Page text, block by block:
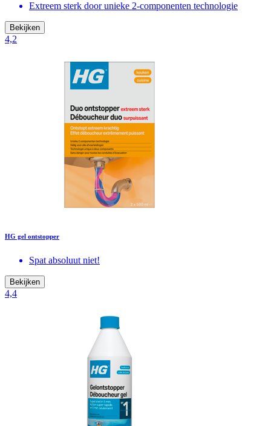
Extreem sterk door unieke 2-componenten technologie
Bekijken
4,2
HG gel ontstopper
Spat absoluut niet!
Bekijken
4,4